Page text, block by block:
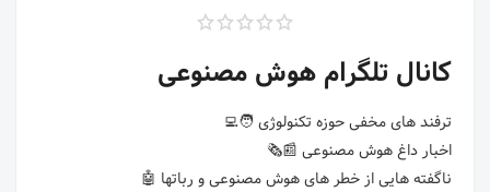
کانال تلگرام هوش مصنوعی